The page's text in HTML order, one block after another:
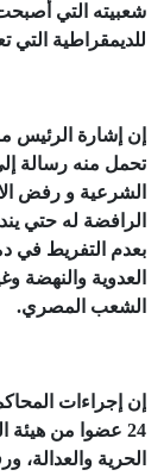
شعبيته التي
للديمقراطية
إن إشارة الرئيس
تحمل منه رسالة
الشرعية و رفض
الرافضة له حتي
بعدم التفريط في
العدوية والنهضة
الشعب المصري.
إن إجراءات
24 عضوا من
الحرية